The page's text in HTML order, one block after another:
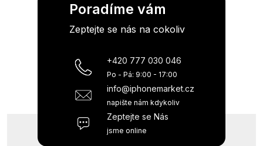
Poradíme vám
Zeptejte se nás na cokoliv
+420 777 030 046
Po - Pá: 9:00 - 17:00
info@iphonemarket.cz
napište nám kdykoliv
Zeptejte se Nás
jsme online